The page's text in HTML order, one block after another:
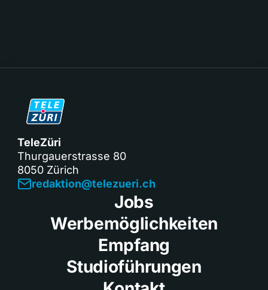
TeleZüri
Thurgauerstrasse 80
8050 Zürich
redaktion@telezueri.ch
Jobs
Werbemöglichkeiten
Empfang
Studioführungen